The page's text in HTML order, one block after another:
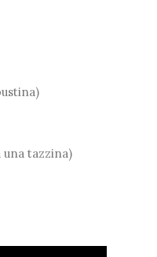
una tazzina)